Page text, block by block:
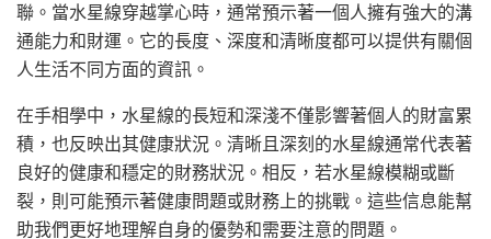
聯。當水星線穿越掌心時，通常預示著一個人擁有強大的溝
通能力和財運。它的長度、深度和清晰度都可以提供有關個
人生活不同方面的資訊。
在手相學中，水星線的長短和深淺不僅影響著個人的財富累
積，也反映出其健康狀況。清晰且深刻的水星線通常代表著
良好的健康和穩定的財務狀況。相反，若水星線模糊或斷
裂，則可能預示著健康問題或財務上的挑戰。這些信息能幫
助我們更好地理解自身的優勢和需要注意的問題。